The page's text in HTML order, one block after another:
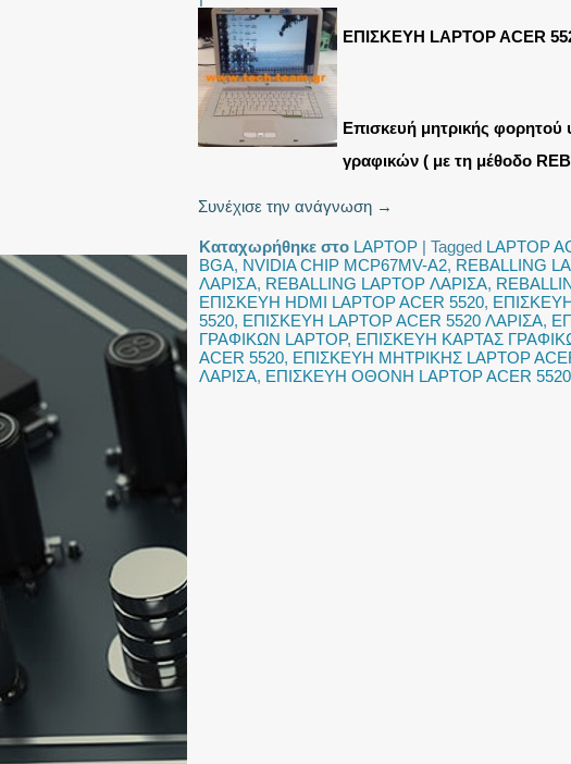
ΕΠΙΣΚΕΥΗ LAPTOP ACER
Επισκευή μητρικής
γραφικών ( με τη μέθοδο
Συνέχισε την ανάγνωση →
Καταχωρήθηκε στο LAPTOP | Tagged LAPTOP
BGA, NVIDIA CHIP MCP67MV-A2, REBALLING
ΛΑΡΙΣΑ, REBALLING LAPTOP ΛΑΡΙΣΑ,
ΕΠΙΣΚΕΥΗ HDMI LAPTOP ACER 5520,
5520, ΕΠΙΣΚΕΥΗ LAPTOP ACER 5520 ΛΑΡΙΣΑ,
ΓΡΑΦΙΚΩΝ LAPTOP, ΕΠΙΣΚΕΥΗ ΚΑΡΤΑΣ
ACER 5520, ΕΠΙΣΚΕΥΗ ΜΗΤΡΙΚΗΣ LAPTOP
ΛΑΡΙΣΑ, ΕΠΙΣΚΕΥΗ ΟΘΟΝΗ LAPTOP ACER 5520